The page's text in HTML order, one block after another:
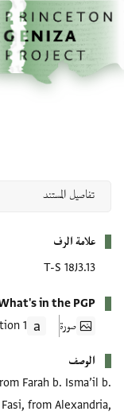
إلى المحتوى الرئيسي
الرئيسية
علامة الرف
T-S 18J3.13
What's in the PGP
صورة
1 Transcription
الوصف
Farah b. Isma’il b.
from Alexandria,